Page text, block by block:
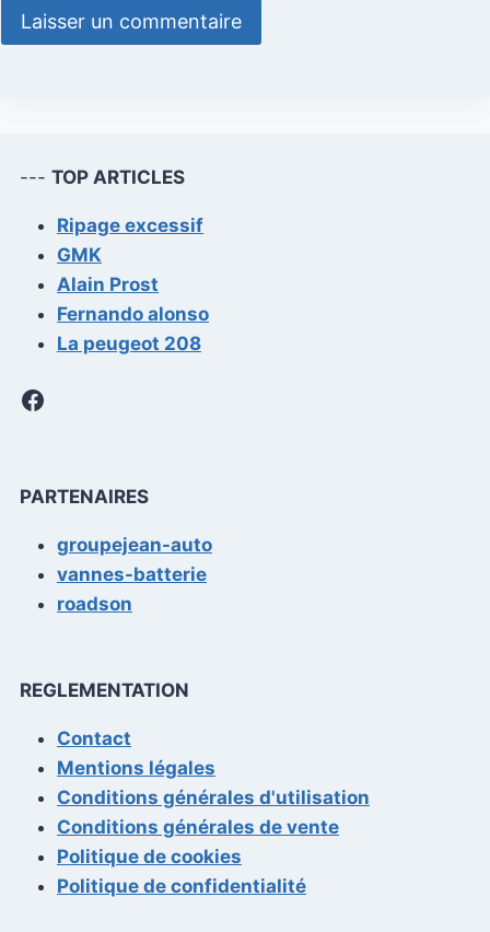
--- TOP ARTICLES
Ripage excessif
GMK
Alain Prost
Fernando alonso
La peugeot 208
Facebook
PARTENAIRES
groupejean-auto
vannes-batterie
roadson
REGLEMENTATION
Contact
Mentions légales
Conditions générales d'utilisation
Conditions générales de vente
Politique de cookies
Politique de confidentialité